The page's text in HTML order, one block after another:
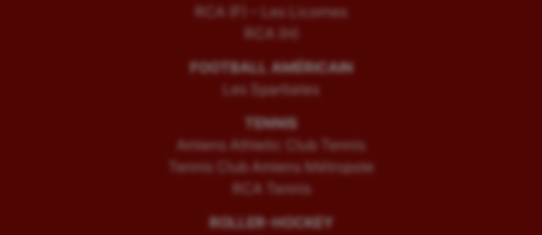
RCA (F) – Les Licornes
RCA (H)
FOOTBALL AMÉRICAIN
Les Spartiates
TENNIS
Amiens Athletic Club Tennis
Tennis Club Amiens Métropole
RCA Tennis
ROLLER-HOCKEY